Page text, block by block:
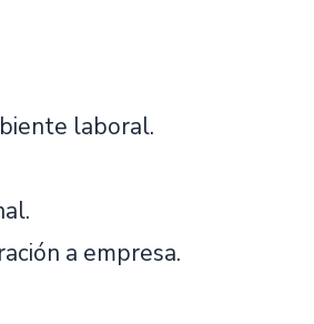
laboral.
a empresa.